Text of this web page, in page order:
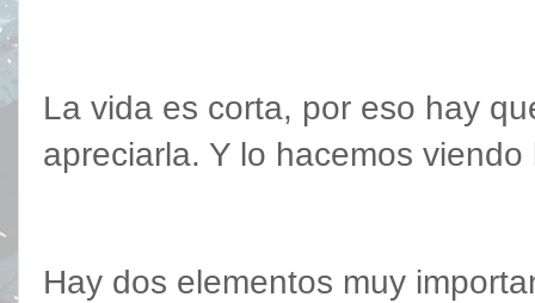
La vida es corta, por eso hay
apreciarla. Y lo hacemos
Hay dos elementos muy